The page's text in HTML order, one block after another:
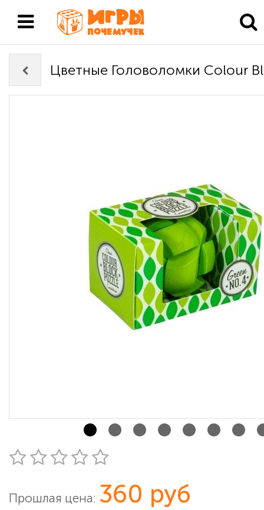
Цветные Головоломки Colour
Прошлая цена: 360 руб